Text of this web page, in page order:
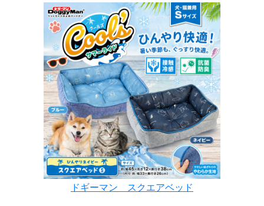
ドギーマン スクエアベッド